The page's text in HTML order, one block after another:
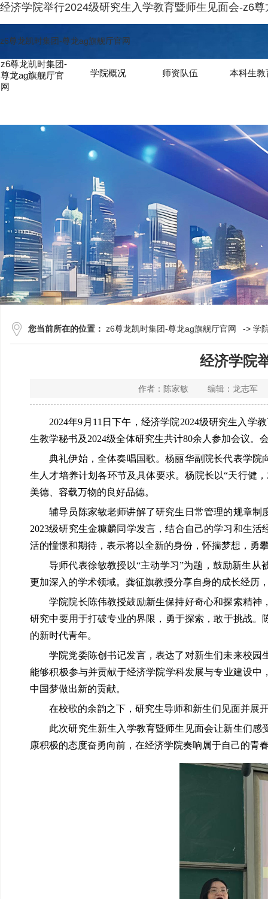
经济学院举行2024级研究生入学教育暨师生见面会-z6
z6尊龙凯时集团-尊龙ag旗舰厅官网
z6尊龙凯时集团-
尊龙ag旗舰厅官
网
学院概况 师资队伍 本科生教
您当前所在的位置： z6尊龙凯时集团-尊龙ag旗舰厅官网 -> 学
经济学院
作者：陈家敏 编辑：龙志
2024年9月11日下午，经济学院2024级研究生入学
生教学秘书及2024级全体研究生共计80余人参加会议。
典礼伊始，全体奏唱国歌。杨丽华副院长代表学
生人才培养计划各环节及具体要求。杨院长以“天行健
美德、容载万物的良好品德。
辅导员陈家敏老师讲解了研究生日常管理的规章
2023级研究生金糠麟同学发言，结合自己的学习和生
活的憧憬和期待，表示将以全新的身份，怀揣梦想，勇
导师代表徐敏教授以“主动学习”为题，鼓励新生
更加深入的学术领域。龚征旗教授分享自身的成长经历
学院院长陈伟教授鼓励新生保持好奇心和探索精
研究中要用于打破专业的界限，勇于探索，敢于挑战
的新时代青年。
学院党委陈创书记发言，表达了对新生们未来校
能够积极参与并贡献于经济学院学科发展与专业建设
中国梦做出新的贡献。
在校歌的余韵之下，研究生导师和新生们见面并展
此次研究生新生入学教育暨师生见面会让新生们
康积极的态度奋勇向前，在经济学院奏响属于自己的青